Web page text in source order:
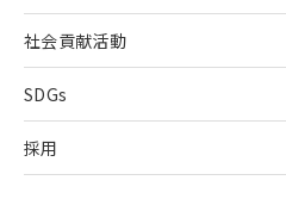
社会貢献活動
SDGs
採用